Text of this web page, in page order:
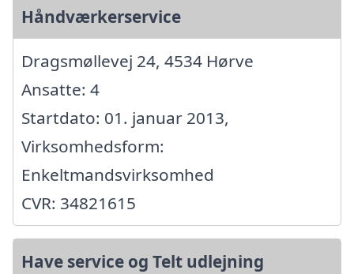
Håndværkerservice
Dragsmøllevej 24, 4534 Hørve
Ansatte: 4
Startdato: 01. januar 2013,
Virksomhedsform:
Enkeltmandsvirksomhed
CVR: 34821615
Have service og Telt udlejning